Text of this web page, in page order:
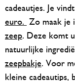
cadeautjes. Je
euro. Zo maak je
zeep. Deze komt
natuurlijke
zeepbakje. Voor
kleine cadeautips,